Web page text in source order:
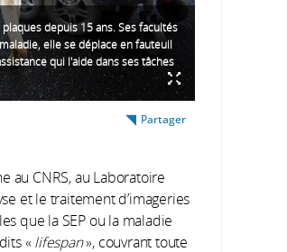
depuis 15 ans. Ses facultés
elle se déplace en fauteuil
qui l'aide dans ses tâches
Partager
au CNRS, au Laboratoire
et le traitement d’imageries
que la SEP ou la maladie
«lifespan», couvrant toute